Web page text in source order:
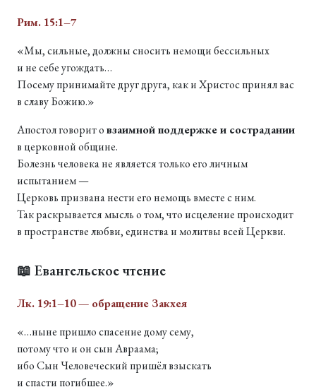
Рим. 15:1–7
«Мы, сильные, должны сносить немощи бессильных
и не себе угождать…
Посему принимайте друг друга, как и Христос принял вас
в славу Божию.»
Апостол говорит овзаимной поддержке и сострадании
в церковной общине.
Болезнь человека не является только его личным
испытанием —
Церковь призвана нести его немощь вместе с ним.
Так раскрывается мысль о том, что исцеление происходит
в пространстве любви, единства и молитвы всей Церкви.
📖 Евангельское чтение
Лк. 19:1–10 — обращение Закхея
«…ныне пришло спасение дому сему,
потому что и он сын Авраама;
ибо Сын Человеческий пришёл взыскать
и спасти погибшее.»